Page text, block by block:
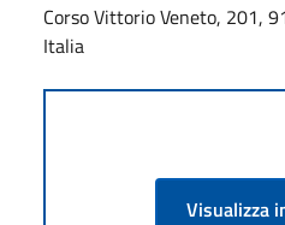
Corso Vittorio Veneto, 201,
Italia
Visualizza